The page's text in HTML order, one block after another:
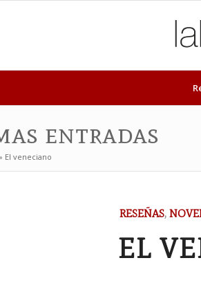
entradas
El veneciano
RESEÑAS,
EL